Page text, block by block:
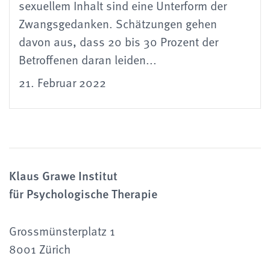
sexuellem Inhalt sind eine Unterform der
Zwangsgedanken. Schätzungen gehen
davon aus, dass 20 bis 30 Prozent der
Betroffenen daran leiden...
21. Februar 2022
Klaus Grawe Institut
für Psychologische Therapie
Grossmünsterplatz 1
8001 Zürich